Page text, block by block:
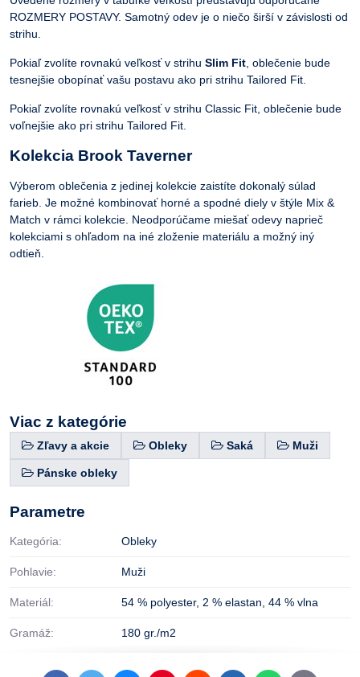
ROZMERY POSTAVY. Samotný odev je o niečo širší v závislosti od
strihu.
Pokiaľ zvolíte rovnakú veľkosť v strihu Slim Fit , oblečenie bude
tesnejšie obopínať vašu postavu ako pri strihu Tailored Fit.
Pokiaľ zvolíte rovnakú veľkosť v strihu Classic Fit, oblečenie bude
voľnejšie ako pri strihu Tailored Fit.
Kolekcia Brook Taverner
Výberom oblečenia z jedinej kolekcie zaistíte dokonalý súlad
farieb. Je možné kombinovať horné a spodné diely v štýle Mix &
Match v rámci kolekcie. Neodporúčame miešať odevy naprieč
kolekciami s ohľadom na iné zloženie materiálu a možný iný
odtieň.
Viac z kategórie
Zľavy a akcie Obleky Saká Muži
Pánske obleky
Parametre
Kategória: Obleky
Pohlavie: Muži
Materiál: 54 % polyester, 2 % elastan 44 % vlna
Gramáž: 180 gr./m2